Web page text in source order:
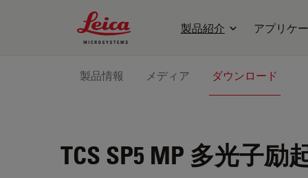
Leica Microsystems Logo
製品紹介 アプリケ
製品情報 メディア ダウンロード
TCS SP5 MP 多光子励